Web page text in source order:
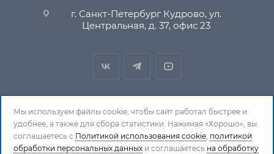
г. Санкт-Петербург Кудрово, ул.
Центральная, д. 37, офис 23
© 1994-2026 СтройСистема. Все права защищены. При
копировании материалов ссылка на страницу-
Мы используем файлы cookie, чтобы сайт работал быстрее и
удобнее, а также для сбора статистики. Нажимая «Хорошо», вы
соглашаетесь с Политикой использования cookie, политикой
обработки персональных данных и соглашаетесь на обработку